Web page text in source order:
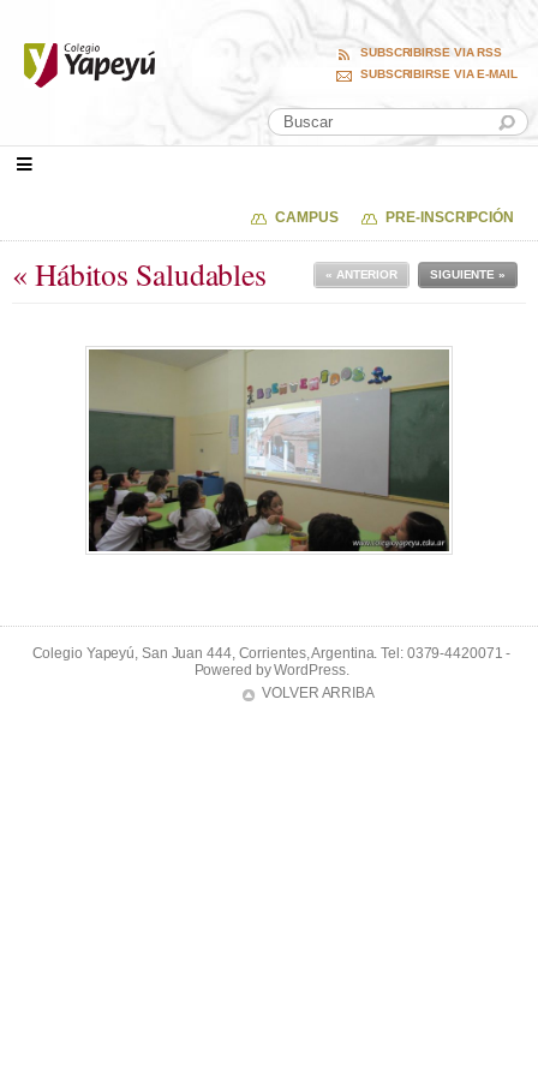
SUBSCRIBIRSE VIA RSS
SUBSCRIBIRSE VIA E-MAIL
CAMPUS PRE-INSCRIPCIÓN
« Hábitos Saludables SIGUIENTE »
« ANTERIOR
Colegio Yapeyú, San Juan 444, Corrientes, Argentina. Tel: 0379-4420071 -
Powered byWordPress.
VOLVER ARRIBA